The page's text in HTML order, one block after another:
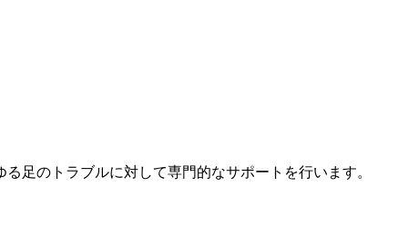
足のトラブルに対して専門的なサポートを行います。